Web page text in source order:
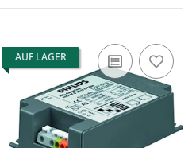
AUF LAGER